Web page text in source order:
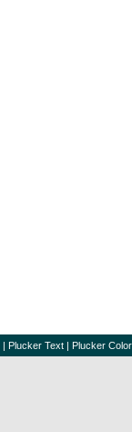
| Plucker Text | Plucker Color